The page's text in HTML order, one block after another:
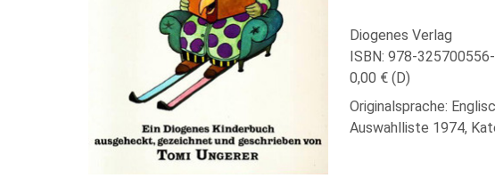
Diogenes Verlag
ISBN: 978-
0,00 € (D)
Originalsprache:
Auswahlliste 1974,